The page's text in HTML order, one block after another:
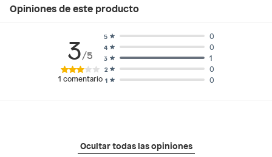
Opiniones de este producto
3/5
1 comentario 1 0
2 0
3 1
4 0
5 0
Ocultar todas las opiniones